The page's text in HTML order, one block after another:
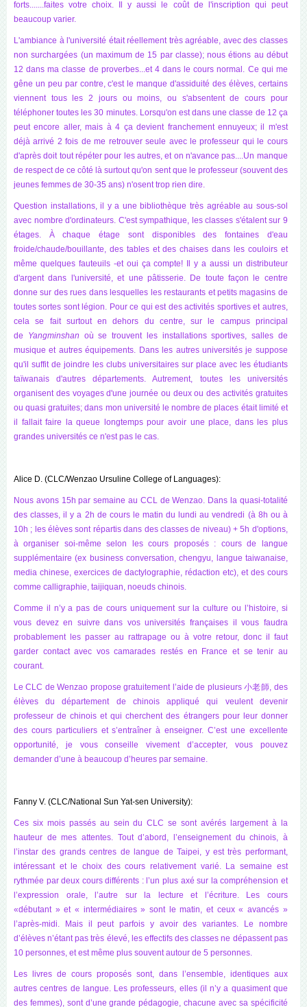
forts.......faites votre choix. Il y aussi le coût de l'inscription qui peut
beaucoup varier.
L'ambiance à l'université était réellement très agréable, avec des classes
non surchargées (un maximum de 15 par classe); nous étions au début
12 dans ma classe de proverbes...et 4 dans le cours normal. Ce qui me
gêne un peu par contre, c'est le manque d'assiduité des élèves, certains
viennent tous les 2 jours ou moins, ou s'absentent de cours pour
téléphoner toutes les 30 minutes. Lorsqu'on est dans une classe de 12 ça
peut encore aller, mais à 4 ça devient franchement ennuyeux; il m'est
déjà arrivé 2 fois de me retrouver seule avec le professeur qui le cours
d'après doit tout répéter pour les autres, et on n'avance pas....Un manque
de respect de ce côté là surtout qu'on sent que le professeur (souvent des
jeunes femmes de 30-35 ans) n'osent trop rien dire.
Question installations, il y a une bibliothèque très agréable au sous-sol
avec nombre d'ordinateurs. C'est sympathique, les classes s'étalent sur 9
étages. À chaque étage sont disponibles des fontaines d'eau
froide/chaude/bouillante, des tables et des chaises dans les couloirs et
même quelques fauteuils -et oui ça compte! Il y a aussi un distributeur
d'argent dans l'université, et une pâtisserie. De toute façon le centre
donne sur des rues dans lesquelles les restaurants et petits magasins de
toutes sortes sont légion. Pour ce qui est des activités sportives et autres,
cela se fait surtout en dehors du centre, sur le campus principal
de Yangminshan où se trouvent les installations sportives, salles de
musique et autres équipements. Dans les autres universités je suppose
qu'il suffit de joindre les clubs universitaires sur place avec les étudiants
taïwanais d'autres départements. Autrement, toutes les universités
organisent des voyages d'une journée ou deux ou des activités gratuites
ou quasi gratuites; dans mon université le nombre de places était limité et
il fallait faire la queue longtemps pour avoir une place, dans les plus
grandes universités ce n'est pas le cas.
Alice D. (CLC/Wenzao Ursuline College of Languages):
Nous avons 15h par semaine au CCL de Wenzao. Dans la quasi-totalité
des classes, il y a 2h de cours le matin du lundi au vendredi (à 8h ou à
10h ; les élèves sont répartis dans des classes de niveau) + 5h d'options,
à organiser soi-même selon les cours proposés : cours de langue
supplémentaire (ex business conversation, chengyu, langue taiwanaise,
media chinese, exercices de dactylographie, rédaction etc), et des cours
comme calligraphie, taijiquan, noeuds chinois.
Comme il n’y a pas de cours uniquement sur la culture ou l’histoire, si
vous devez en suivre dans vos universités françaises il vous faudra
probablement les passer au rattrapage ou à votre retour, donc il faut
garder contact avec vos camarades restés en France et se tenir au
courant.
Le CLC de Wenzao propose gratuitement l’aide de plusieurs 小老師, des
élèves du département de chinois appliqué qui veulent devenir
professeur de chinois et qui cherchent des étrangers pour leur donner
des cours particuliers et s’entraîner à enseigner. C’est une excellente
opportunité, je vous conseille vivement d’accepter, vous pouvez
demander d’une à beaucoup d’heures par semaine.
Fanny V. (CLC/National Sun Yat-sen University):
Ces six mois passés au sein du CLC se sont avérés largement à la
hauteur de mes attentes. Tout d’abord, l’enseignement du chinois, à
l’instar des grands centres de langue de Taipei, y est très performant,
intéressant et le choix des cours relativement varié. La semaine est
rythmée par deux cours différents : l’un plus axé sur la compréhension et
l’expression orale, l’autre sur la lecture et l’écriture. Les cours
«débutant » et « intermédiaires » sont le matin, et ceux « avancés »
l’après-midi. Mais il peut parfois y avoir des variantes. Le nombre
d’élèves n’étant pas très élevé, les effectifs des classes ne dépassent pas
10 personnes, et est même plus souvent autour de 5 personnes.
Les livres de cours proposés sont, dans l’ensemble, identiques aux
autres centres de langue. Les professeurs, elles (il n’y a quasiment que
des femmes), sont d’une grande pédagogie, chacune avec sa spécificité